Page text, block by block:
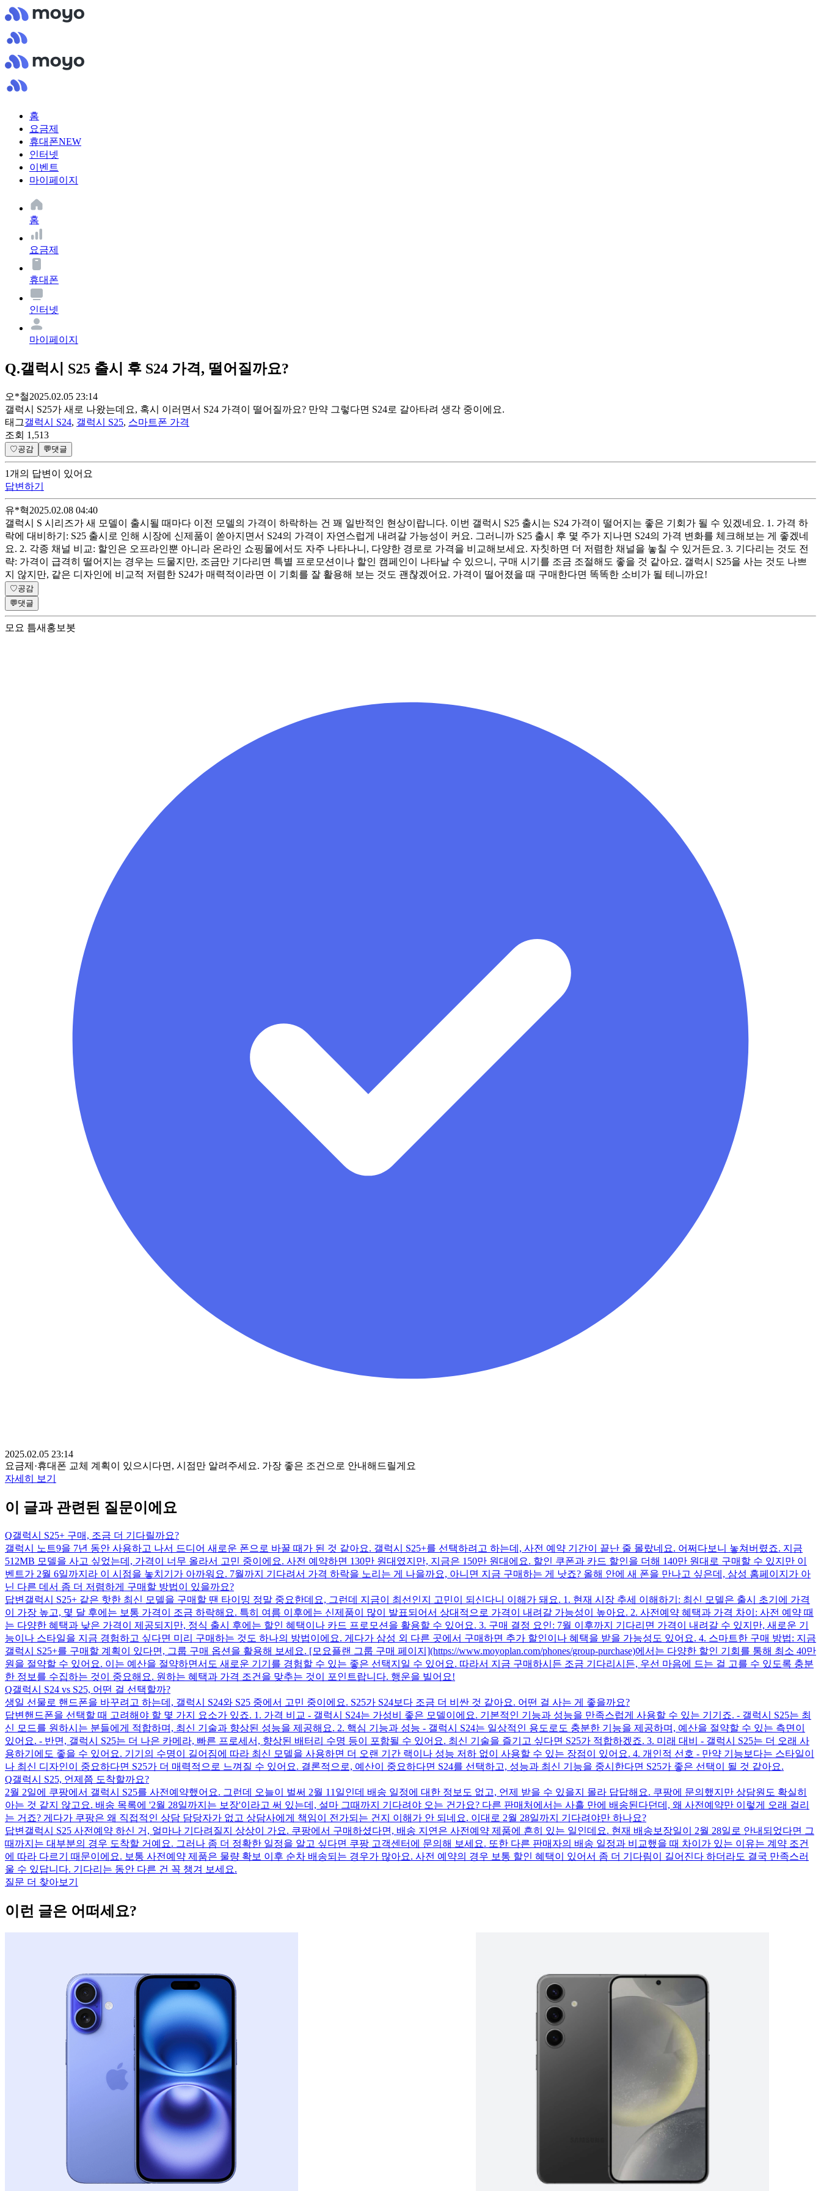
홈
요금제
휴대폰NEW
인터넷
이벤트
마이페이지
홈
요금제
휴대폰
인터넷
마이페이지
Q.갤럭시 S25 출시 후 S24 가격, 떨어질까요?
오*철2025.02.05 23:14
갤럭시 S25가 새로 나왔는데요, 혹시 이러면서 S24 가격이 떨어질까요? 만약 그렇다면 S24로 갈아타려 생각 중이에요.
태그갤럭시 S24, 갤럭시 S25, 스마트폰 가격
조회 1,513
♡공감 💬댓글
1개 의 답변이 있어요
답변하기
유*혁2025.02.08 04:40
갤럭시 S 시리즈가 새 모델이 출시될 때마다 이전 모델의 가격이 하락하는 건 꽤 일반적인 현상이랍니다. 이번 갤럭시 S25 출시는 S24 가격이 떨어지는 좋은 기회가 될 수 있겠네요. 1. 가격 하
락에 대비하기: S25 출시로 인해 시장에 신제품이 쏟아지면서 S24의 가격이 자연스럽게 내려갈 가능성이 커요. 그러니까 S25 출시 후 몇 주가 지나면 S24의 가격 변화를 체크해보는 게 좋겠네
요. 2. 각종 채널 비교: 할인은 오프라인뿐 아니라 온라인 쇼핑몰에서도 자주 나타나니, 다양한 경로로 가격을 비교해보세요. 자칫하면 더 저렴한 채널을 놓칠 수 있거든요. 3. 기다리는 것도 전
략: 가격이 급격히 떨어지는 경우는 드물지만, 조금만 기다리면 특별 프로모션이나 할인 캠페인이 나타날 수 있으니, 구매 시기를 조금 조절해도 좋을 것 같아요. 갤럭시 S25을 사는 것도 나쁘
지 않지만, 같은 디자인에 비교적 저렴한 S24가 매력적이라면 이 기회를 잘 활용해 보는 것도 괜찮겠어요. 가격이 떨어졌을 때 구매한다면 똑똑한 소비가 될 테니까요!
♡공감
💬댓글
모요 틈새홍보봇
2025.02.05 23:14
요금제·휴대폰 교체 계획이 있으시다면, 시점만 알려주세요. 가장 좋은 조건으로 안내해드릴게요
자세히 보기
이 글과 관련된 질문이에요
Q갤럭시 S25+ 구매, 조금 더 기다릴까요?
갤럭시 노트9을 7년 동안 사용하고 나서 드디어 새로운 폰으로 바꿀 때가 된 것 같아요. 갤럭시 S25+를 선택하려고 하는데, 사전 예약 기간이 끝난 줄 몰랐네요. 어쩌다보니 놓쳐버렸죠. 지금
512MB 모델을 사고 싶었는데, 가격이 너무 올라서 고민 중이에요. 사전 예약하면 130만 원대였지만, 지금은 150만 원대에요. 할인 쿠폰과 카드 할인을 더해 140만 원대로 구매할 수 있지만 이
벤트가 2월 6일까지라 이 시점을 놓치기가 아까워요. 7월까지 기다려서 가격 하락을 노리는 게 나을까요, 아니면 지금 구매하는 게 낫죠? 올해 안에 새 폰을 만나고 싶은데, 삼성 홈페이지가 아
닌 다른 데서 좀 더 저렴하게 구매할 방법이 있을까요?
답변 갤럭시 S25+ 같은 핫한 최신 모델을 구매할 땐 타이밍 정말 중요한데요, 그런데 지금이 최선인지 고민이 되신다니 이해가 돼요. 1. 현재 시장 추세 이해하기: 최신 모델은 출시 초기에 가격
이 가장 높고, 몇 달 후에는 보통 가격이 조금 하락해요. 특히 여름 이후에는 신제품이 많이 발표되어서 상대적으로 가격이 내려갈 가능성이 높아요. 2. 사전예약 혜택과 가격 차이: 사전 예약 때
는 다양한 혜택과 낮은 가격이 제공되지만, 정식 출시 후에는 할인 혜택이나 카드 프로모션을 활용할 수 있어요. 3. 구매 결정 요인: 7월 이후까지 기다리면 가격이 내려갈 수 있지만, 새로운 기
능이나 스타일을 지금 경험하고 싶다면 미리 구매하는 것도 하나의 방법이에요. 게다가 삼성 외 다른 곳에서 구매하면 추가 할인이나 혜택을 받을 가능성도 있어요. 4. 스마트한 구매 방법: 지금
갤럭시 S25+를 구매할 계획이 있다면, 그룹 구매 옵션을 활용해 보세요. [모요플랜 그룹 구매 페이지](https://www.moyoplan.com/phones/group-purchase)에서는 다양한 할인 기회를 통해 최소 40만
원을 절약할 수 있어요. 이는 예산을 절약하면서도 새로운 기기를 경험할 수 있는 좋은 선택지일 수 있어요. 따라서 지금 구매하시든 조금 기다리시든, 우선 마음에 드는 걸 고를 수 있도록 충분
한 정보를 수집하는 것이 중요해요. 원하는 혜택과 가격 조건을 맞추는 것이 포인트랍니다. 행운을 빌어요!
Q갤럭시 S24 vs S25, 어떤 걸 선택할까?
생일 선물로 핸드폰을 바꾸려고 하는데, 갤럭시 S24와 S25 중에서 고민 중이에요. S25가 S24보다 조금 더 비싼 것 같아요. 어떤 걸 사는 게 좋을까요?
답변 핸드폰을 선택할 때 고려해야 할 몇 가지 요소가 있죠. 1. 가격 비교 - 갤럭시 S24는 가성비 좋은 모델이에요. 기본적인 기능과 성능을 만족스럽게 사용할 수 있는 기기죠. - 갤럭시 S25는 최
신 모드를 원하시는 분들에게 적합하며, 최신 기술과 향상된 성능을 제공해요. 2. 핵심 기능과 성능 - 갤럭시 S24는 일상적인 용도로도 충분한 기능을 제공하며, 예산을 절약할 수 있는 측면이
있어요. - 반면, 갤럭시 S25는 더 나은 카메라, 빠른 프로세서, 향상된 배터리 수명 등이 포함될 수 있어요. 최신 기술을 즐기고 싶다면 S25가 적합하겠죠. 3. 미래 대비 - 갤럭시 S25는 더 오래 사
용하기에도 좋을 수 있어요. 기기의 수명이 길어짐에 따라 최신 모델을 사용하면 더 오랜 기간 랙이나 성능 저하 없이 사용할 수 있는 장점이 있어요. 4. 개인적 선호 - 만약 기능보다는 스타일이
나 최신 디자인이 중요하다면 S25가 더 매력적으로 느껴질 수 있어요. 결론적으로, 예산이 중요하다면 S24를 선택하고, 성능과 최신 기능을 중시한다면 S25가 좋은 선택이 될 것 같아요.
Q갤럭시 S25, 언제쯤 도착할까요?
2월 2일에 쿠팡에서 갤럭시 S25를 사전예약했어요. 그런데 오늘이 벌써 2월 11일인데 배송 일정에 대한 정보도 없고, 언제 받을 수 있을지 몰라 답답해요. 쿠팡에 문의했지만 상담원도 확실히
아는 것 같지 않고요. 배송 목록에 '2월 28일까지는 보장'이라고 써 있는데, 설마 그때까지 기다려야 오는 건가요? 다른 판매처에서는 사흘 만에 배송된다던데, 왜 사전예약만 이렇게 오래 걸리
는 거죠? 게다가 쿠팡은 왜 직접적인 상담 담당자가 없고 상담사에게 책임이 전가되는 건지 이해가 안 되네요. 이대로 2월 28일까지 기다려야만 하나요?
답변 갤럭시 S25 사전예약 하신 거, 얼마나 기다려질지 상상이 가요. 쿠팡에서 구매하셨다면, 배송 지연은 사전예약 제품에 흔히 있는 일인데요. 현재 배송보장일이 2월 28일로 안내되었다면 그
때까지는 대부분의 경우 도착할 거예요. 그러나 좀 더 정확한 일정을 알고 싶다면 쿠팡 고객센터에 문의해 보세요. 또한 다른 판매자의 배송 일정과 비교했을 때 차이가 있는 이유는 계약 조건
에 따라 다르기 때문이에요. 보통 사전예약 제품은 물량 확보 이후 순차 배송되는 경우가 많아요. 사전 예약의 경우 보통 할인 혜택이 있어서 좀 더 기다림이 길어진다 하더라도 결국 만족스러
울 수 있답니다. 기다리는 동안 다른 건 꼭 챙겨 보세요.
질문 더 찾아보기
이런 글은 어떠세요?